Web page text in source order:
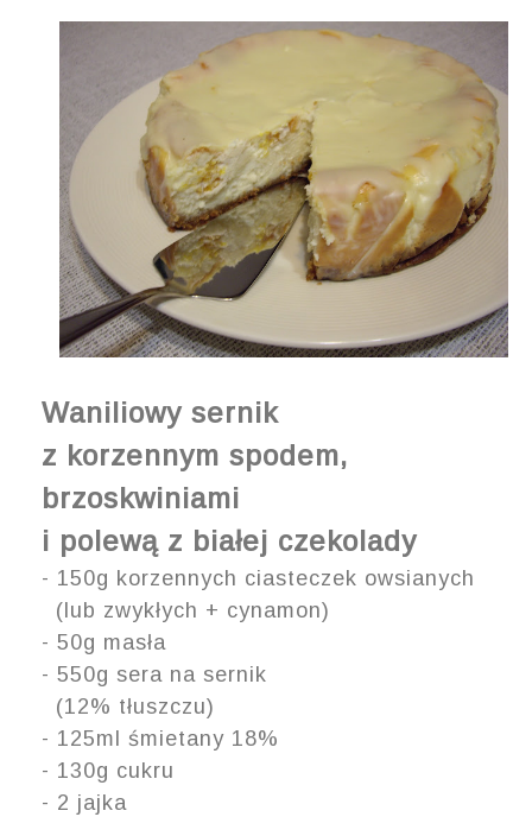
Waniliowy sernik
z korzennym spodem,
brzoskwiniami
i polewą z białej czekolady
- 150g korzennych ciasteczek owsianych
(lub zwykłych + cynamon)
- 50g masła
- 550g sera na sernik
(12% tłuszczu)
- 125ml śmietany 18%
- 130g cukru
- 2 jajka